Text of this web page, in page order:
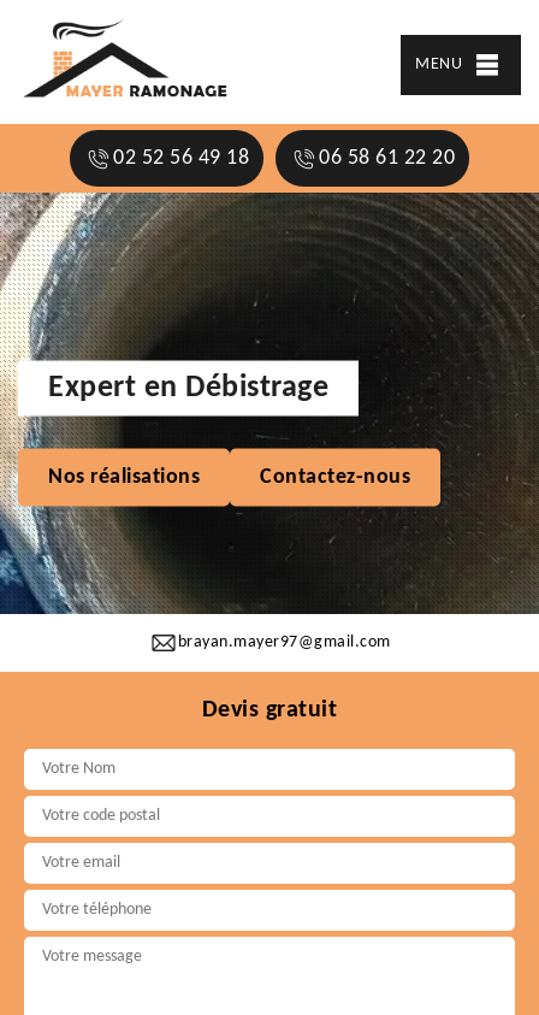
MENU
02 52 56 49 18 06 58 61 22 20
brayan.mayer97@gmail.com
Expert en Débistrage
Nos réalisations Contactez-nous
Devis gratuit